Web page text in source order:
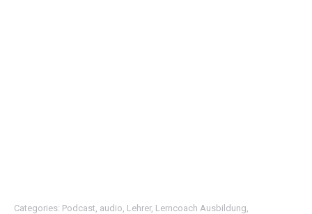
Categories: Podcast, audio, Lehrer, Lerncoach Ausbildung,